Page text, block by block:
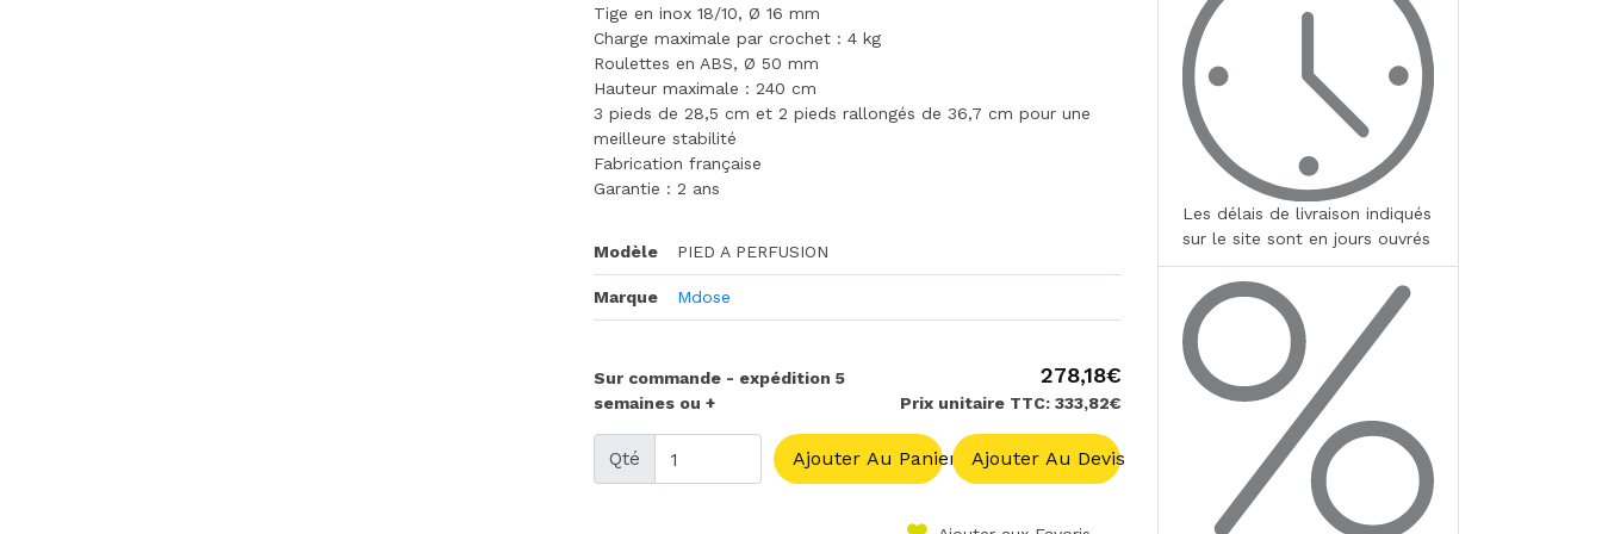
Tige en inox 18/10, Ø 16 mm
Charge maximale par crochet : 4 kg
Roulettes en ABS, Ø 50 mm
Hauteur maximale : 240 cm
3 pieds de 28,5 cm et 2 pieds rallongés de 36,7 cm pour une
meilleure stabilité
Fabrication française
Garantie : 2 ans
Modèle PIED A PERFUSION
Marque Mdose
Sur commande - expédition 5
semaines ou +
278,18€
Prix unitaire TTC: 333,82€
Qté Ajouter Au Panier Ajouter Au Devis
Les délais de livraison indiqués
sur le site sont en jours ouvrés